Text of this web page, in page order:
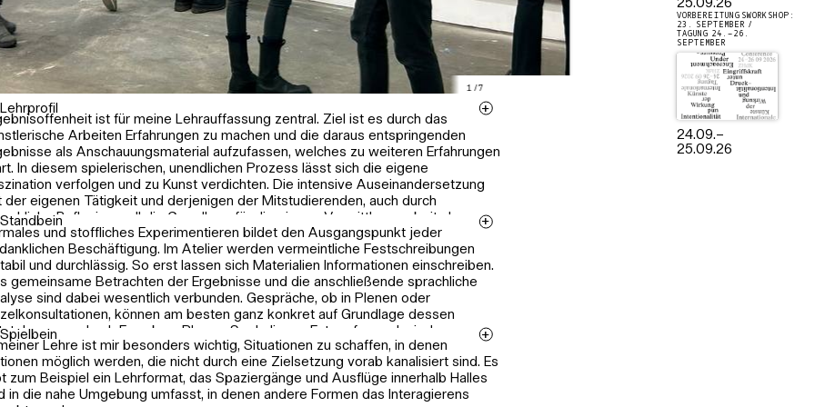
1 /7
Lehrprofil
ist für meine Lehrauffassung zentral. Ziel ist es durch das
Arbeiten Erfahrungen zu machen und die daraus entspringenden
als Anschauungsmaterial aufzufassen, welches zu weiteren Erfahrungen
In diesem spielerischen, unendlichen Prozess lässt sich die eigene
verfolgen und zu Kunst verdichten. Die intensive Auseinandersetzung
der eigenen Tätigkeit und derjenigen der Mitstudierenden, auch durch
Reflexion, soll die Grundlage für die eigene Vermittlungsarbeit als
bilden.
Standbein
und stoffliches Experimentieren bildet den Ausgangspunkt jeder
Beschäftigung. Im Atelier werden vermeintliche Festschreibungen
und durchlässig. So erst lassen sich Materialien Informationen einschreiben.
gemeinsame Betrachten der Ergebnisse und die anschließende sprachliche
sind dabei wesentlich verbunden. Gespräche, ob in Plenen oder
können am besten ganz konkret auf Grundlage dessen
was durch Erproben, Planen, Spekulieren, Entwerfen und wieder
erfahren wird – manchmal besonders, wenn die Ergebnisse noch nicht
sind. Das Plenum als Form des Austauschs bietet durch seine
eine stabile Struktur an, die Selbstsicherheit im Umgang mit und
Sprechen über die eigene Arbeit fördern soll. Zugleich stiftet es
Spielbein
Lehre ist mir besonders wichtig, Situationen zu schaffen, in denen
möglich werden, die nicht durch eine Zielsetzung vorab kanalisiert sind. Es
zum Beispiel ein Lehrformat, das Spaziergänge und Ausflüge innerhalb Halles
in die nahe Umgebung umfasst, in denen andere Formen das Interagierens
25.09.26
VORBEREITUNGSWORKSHOP:
23. SEPTEMBER /
TAGUNG 24.–26.
SEPTEMBER
24.09.–
25.09.26